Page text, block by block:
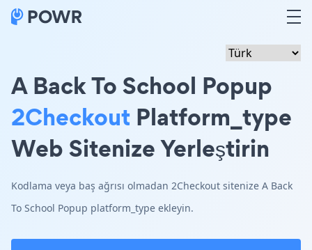
A Back To School Popup
2Checkout Platform_type
Web Sitenize Yerleştirin
Kodlama veya baş ağrısı olmadan 2Checkout sitenize A Back
To School Popup platform_type ekleyin.